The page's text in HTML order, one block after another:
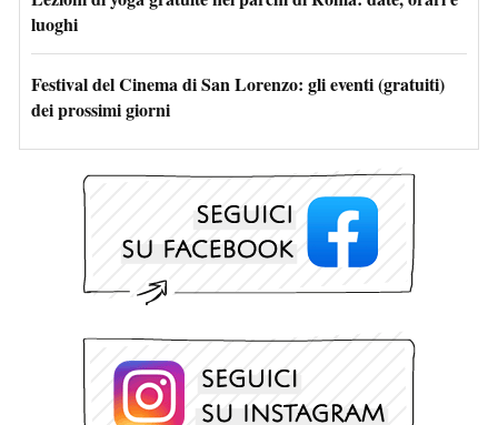
luoghi
Festival del Cinema di San Lorenzo: gli eventi (gratuiti)
dei prossimi giorni